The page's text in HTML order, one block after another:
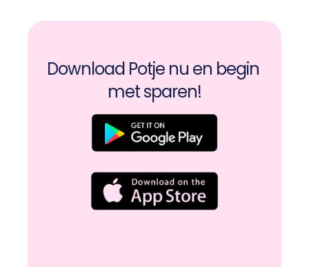
Download Potje nu en begin
met sparen!